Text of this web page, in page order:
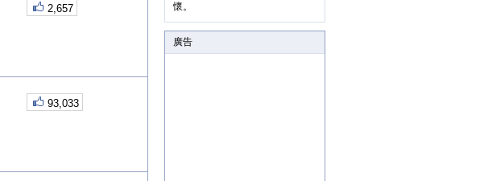
2,657
93,033
懷。
廣告